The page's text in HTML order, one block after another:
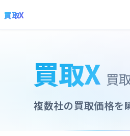
買取X
買取X 買
複数社の買取価格を